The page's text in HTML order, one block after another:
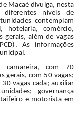
Macaé divulga, nesta
diferentes níveis de
contemplam
hotelaria, comércio,
gerais, além de vagas
As informações
camareira, com 70
gerais, com 50 vagas;
vagas cada; auxiliar
governança
e motorista em